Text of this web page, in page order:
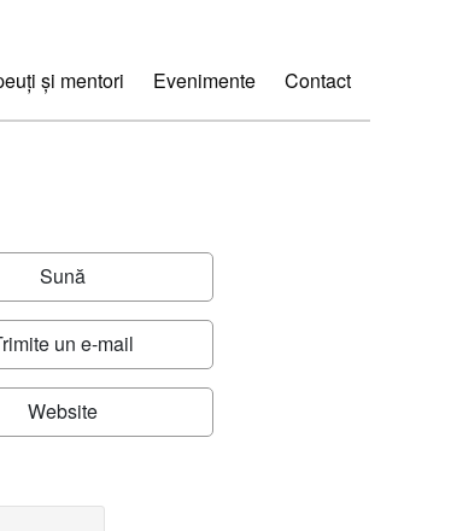
și mentori Evenimente Contact
Sună
un e-mail
Website